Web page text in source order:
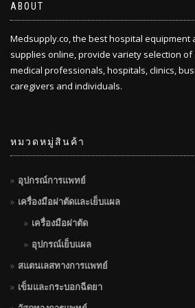
ABOUT
Medsupply.co, the best hospital equipment
supplies online, provide variety selection of
medical professionals, hospitals, clinics,
caregivers and individuals.
หมวดหมู่สินค้า
อุปกรณ์การแพทย์
เครื่องมือผ่าตัดและเย็บแผล
เครื่องมือผ่าตัด
อุปกรณ์เย็บแผล
สแตนเลสทางการแพทย์
เข็มและกระบอกฉีดยา